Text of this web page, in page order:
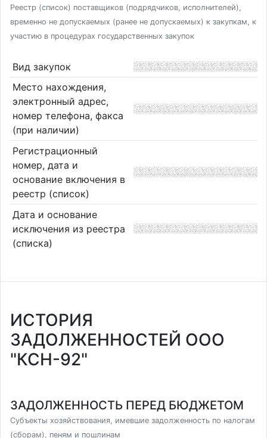
Реестр (список) поставщиков (подрядчиков, исполнителей),
временно не допускаемых (ранее не допускаемых) к закупкам, к
участию в процедурах государственных закупок
Вид закупок
Место нахождения,
электронный адрес,
номер телефона, факса
(при наличии)
Регистрационный
номер, дата и
основание включения в
реестр (список)
Дата и основание
исключения из реестра
(списка)
ИСТОРИЯ
ЗАДОЛЖЕННОСТЕЙ ООО
"КСН-92"
ЗАДОЛЖЕННОСТЬ ПЕРЕД БЮДЖЕТОМ
Субъекты хозяйствования, имевшие задолженность по налогам
(сборам), пеням и пошлинам